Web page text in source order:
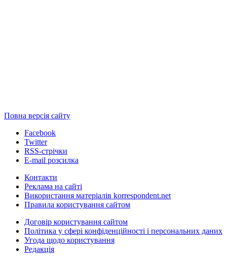
Повна версія сайту
Facebook
Twitter
RSS-стрічки
E-mail розсилка
Контакти
Реклама на сайті
Використання матеріалів korrespondent.net
Правила користування сайтом
Договір користування сайтом
Політика у сфері конфіденційності і персональних даних
Угода щодо користування
Редакція